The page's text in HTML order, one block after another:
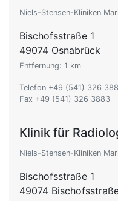
Niels-Stensen-Kliniken
Bischofsstraße 1
49074 Osnabrück
Entfernung: 1 km
Telefon +49 (541) 326
Fax +49 (541) 326 3883
Klinik für
Niels-Stensen-Kliniken
Bischofsstraße 1
49074